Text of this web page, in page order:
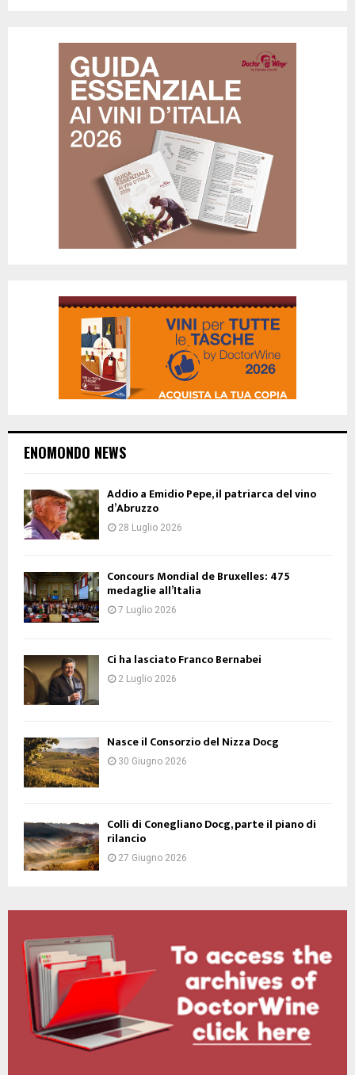
ENOMONDO NEWS
Addio a Emidio Pepe, il patriarca del vino
d’Abruzzo
28 Luglio 2026
Concours Mondial de Bruxelles: 475
medaglie all’Italia
7 Luglio 2026
Ci ha lasciato Franco Bernabei
2 Luglio 2026
Nasce il Consorzio del Nizza Docg
30 Giugno 2026
Colli di Conegliano Docg, parte il piano di
rilancio
27 Giugno 2026